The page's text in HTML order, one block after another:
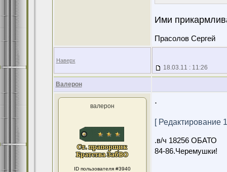
Ими
Прасолов Сергей
Наверх
18.03.11 : 11:26
Валерон
валерон
ID пользователя #3940
.
[ Редактирование
.в/ч 18256 ОБАТО
84-86.Черемушки!